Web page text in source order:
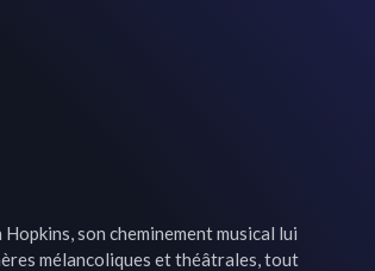
son cheminement musical lui
mélancoliques et théâtrales, tout